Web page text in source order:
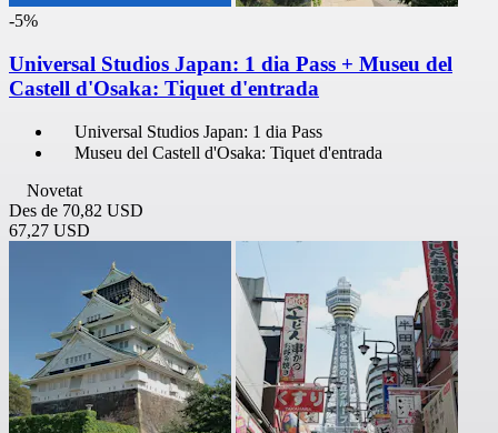
-5%
Universal Studios Japan: 1 dia Pass + Museu del
Castell d'Osaka: Tiquet d'entrada
Universal Studios Japan: 1 dia Pass
Museu del Castell d'Osaka: Tiquet d'entrada
Novetat
Des de 70,82 USD
67,27 USD